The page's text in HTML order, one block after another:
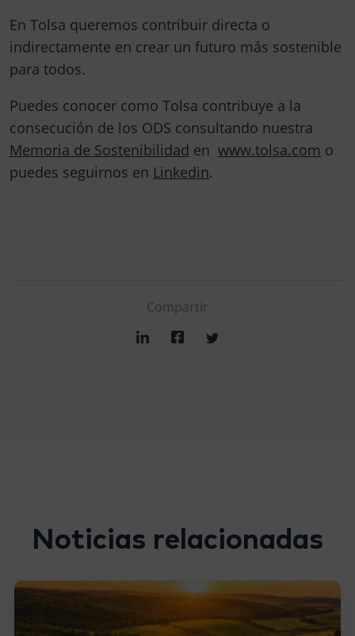
En Tolsa queremos contribuir directa o
indirectamente en crear un futuro más sostenible
para todos.
Puedes conocer como Tolsa contribuye a la
consecución de los ODS consultando nuestra
Memoria de Sostenibilidad en www.tolsa.com o
puedes seguirnos en Linkedin.
Compartir
Noticias relacionadas